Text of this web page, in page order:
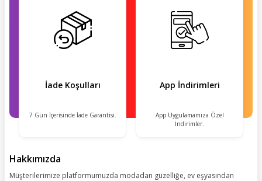
İade Koşulları
7 Gün İçerisinde İade Garantisi.
App İndirimleri
App Uygulamamıza Özel
İndirimler.
Hakkımızda
Müşterilerimize platformumuzda modadan güzelliğe, ev eşyasından